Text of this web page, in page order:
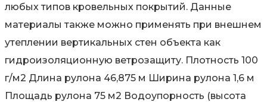
любых типов кровельных покрытий. Данные
материалы также можно применять при внешнем
утеплении вертикальных стен объекта как
гидроизоляционную ветрозащиту. Плотность 100
г/м2 Длина рулона 46,875 м Ширина рулона 1,6 м
Площадь рулона 75 м2 Водоупорность (высота